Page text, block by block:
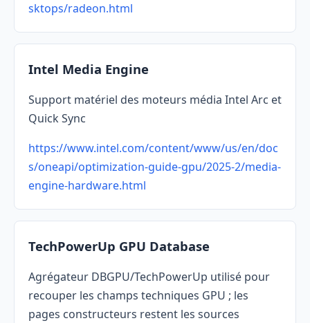
sktops/radeon.html
Intel Media Engine
Support matériel des moteurs média Intel Arc et
Quick Sync
https://www.intel.com/content/www/us/en/doc
s/oneapi/optimization-guide-gpu/2025-2/media-
engine-hardware.html
TechPowerUp GPU Database
Agrégateur DBGPU/TechPowerUp utilisé pour
recouper les champs techniques GPU ; les
pages constructeurs restent les sources